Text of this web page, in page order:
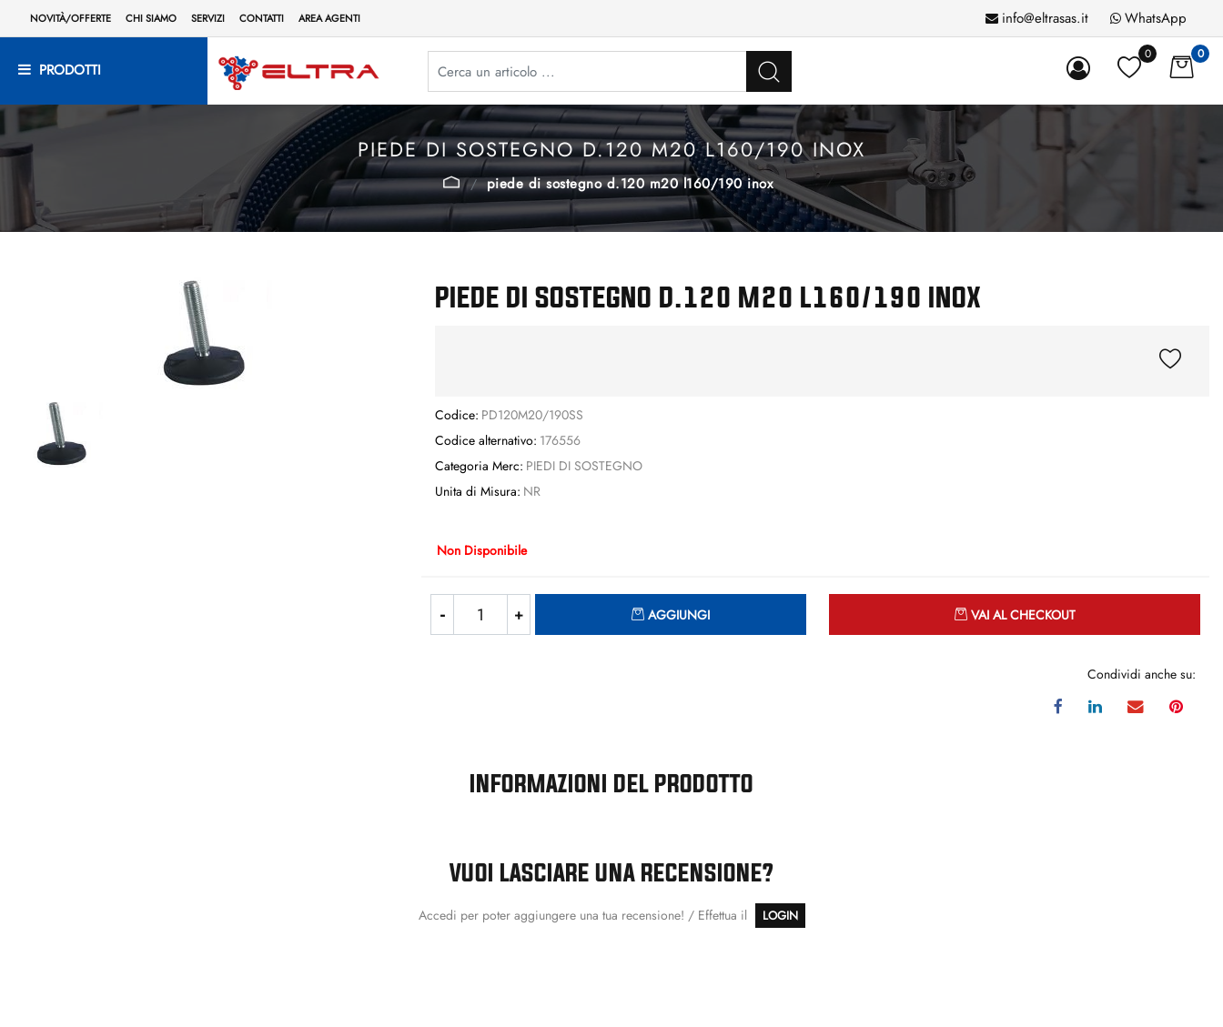
NOVITÀ/OFFERTE CHI SIAMO SERVIZI CONTATTI AREA AGENTI info@eltrasas.it WhatsApp
PRODOTTI
0 0
PIEDE DI SOSTEGNO D.120 M20 L160/190 INOX
piede di sostegno d.120 m20 l160/190 inox
PIEDE DI SOSTEGNO D.120 M20 L160/190 INOX
Codice: PD120M20/190SS
Codice alternativo: 176556
Categoria Merc: PIEDI DI SOSTEGNO
Unita di Misura: NR
Non Disponibile
AGGIUNGI VAI AL CHECKOUT
Condividi anche su:
INFORMAZIONI DEL PRODOTTO
VUOI LASCIARE UNA RECENSIONE?
Accedi per poter aggiungere una tua recensione! / Effettua il LOGIN